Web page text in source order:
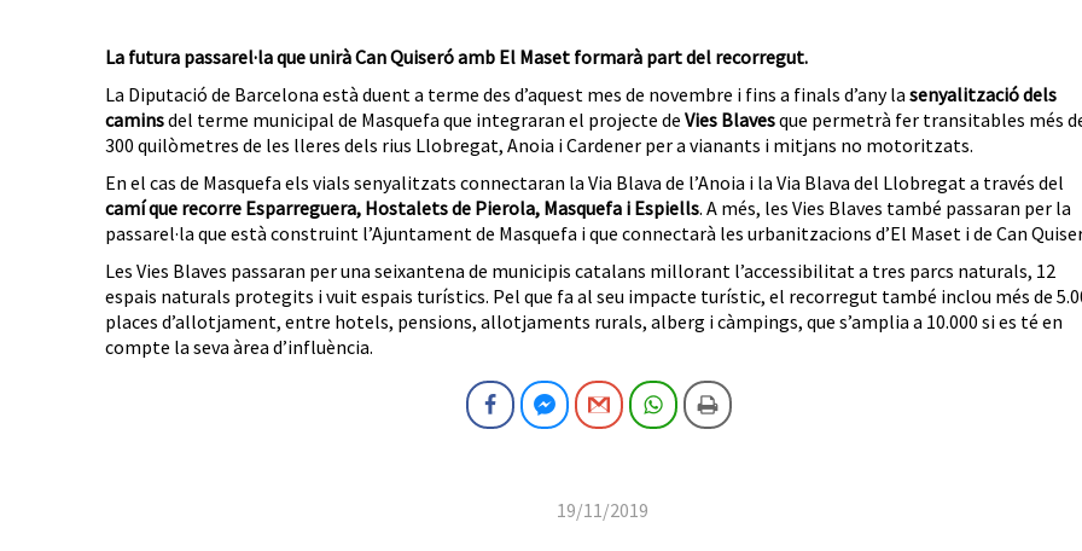
La futura passarel·la que unirà Can Quiseró amb El Maset formarà part del recorregut.
La Diputació de Barcelona està duent a terme des d’aquest mes de novembre i fins a finals d’any la senyalització dels
caminsdel terme municipal de Masquefa que integraran el projecte de Vies Blavesque permetrà fer transitables més
300 quilòmetres de les lleres dels rius Llobregat, Anoia i Cardener per a vianants i mitjans no motoritzats.
En el cas de Masquefa els vials senyalitzats connectaran la Via Blava de l’Anoia i la Via Blava del Llobregat a través del
camí que recorre Esparreguera, Hostalets de Pierola, Masquefa i Espiells. A més, les Vies Blaves també passaran per la
passarel·la que està construint l’Ajuntament de Masquefa i que connectarà les urbanitzacions d’El Maset i de Can
Les Vies Blaves passaran per una seixantena de municipis catalans millorant l’accessibilitat a tres parcs naturals, 12
espais naturals protegits i vuit espais turístics. Pel que fa al seu impacte turístic, el recorregut també inclou més de
places d’allotjament, entre hotels, pensions, allotjaments rurals, alberg i càmpings, que s’amplia a 10.000 si es té en
compte la seva àrea d’influència.
FacebookFacebook Messenger
Gmail WhatsAppImprimeix
19/11/2019